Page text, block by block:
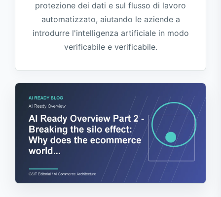
protezione dei dati e sul flusso di lavoro
automatizzato, aiutando le aziende a
introdurre l'intelligenza artificiale in modo
verificabile e verificabile.